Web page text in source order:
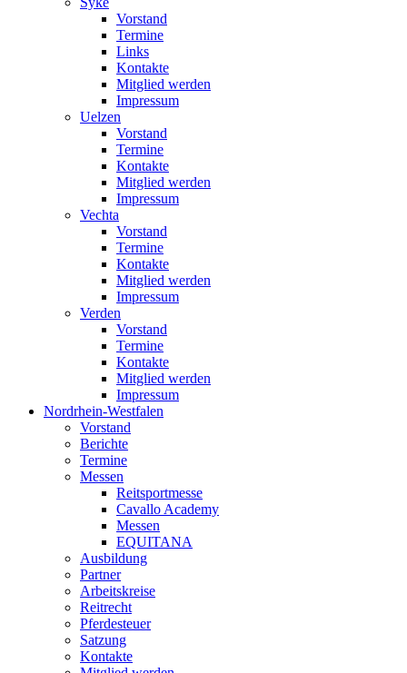
Vorstand
Termine
Links
Kontakte
Mitglied werden
Impressum
Uelzen
Vorstand
Termine
Kontakte
Mitglied werden
Impressum
Vechta
Vorstand
Termine
Kontakte
Mitglied werden
Impressum
Verden
Vorstand
Termine
Kontakte
Mitglied werden
Impressum
Nordrhein-Westfalen
Vorstand
Berichte
Termine
Messen
Reitsportmesse
Cavallo Academy
Messen
EQUITANA
Ausbildung
Partner
Arbeitskreise
Reitrecht
Pferdesteuer
Satzung
Kontakte